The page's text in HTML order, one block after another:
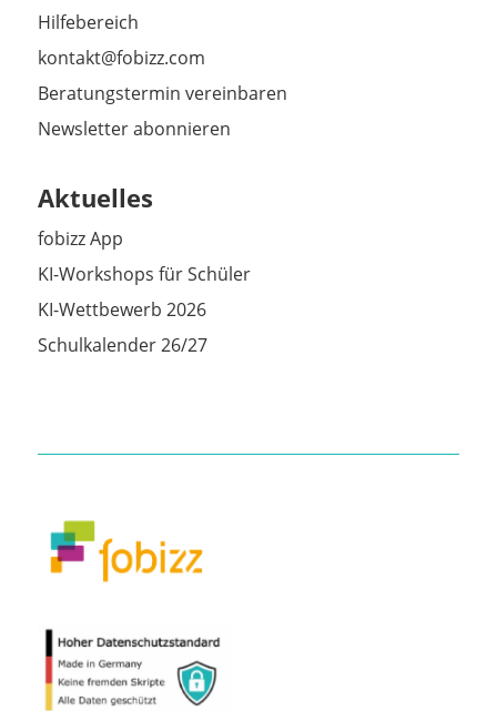
Hilfebereich
kontakt@fobizz.com
Beratungstermin vereinbaren
Newsletter abonnieren
Aktuelles
fobizz App
KI-Workshops für Schüler
KI-Wettbewerb 2026
Schulkalender 26/27